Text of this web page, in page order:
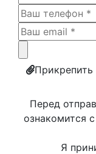
Прикрепить
Перед
ознакомится с
Я